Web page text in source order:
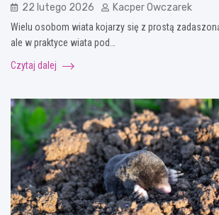
22 lutego 2026 Kacper Owczarek
Wielu osobom wiata kojarzy się z prostą
ale w praktyce wiata pod…
Czytaj dalej